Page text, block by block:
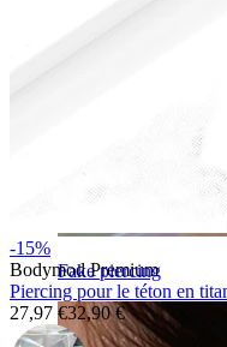
Fake piercing
-15%
Bodymod Premium
Piercing pour le téton en
27,97 €32,90 €